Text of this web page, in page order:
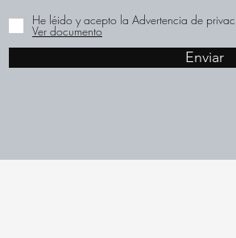
He léido y acepto la Advertencia de
Ver documento
Enviar